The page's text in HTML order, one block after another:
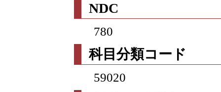
NDC
780
科目分類コード
59020